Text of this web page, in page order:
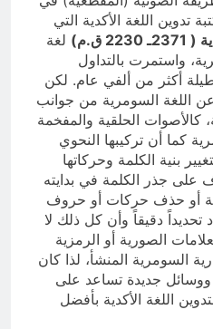
4 ساعات Ago
الاقتصاد السياسي
الكهرباء في العراق
6 ساعات Ago
تدوين اللغة الأكدية التي
ق.م)
لغة
واستمرت بالتداول
طيلة أكثر من ألفي عام. لكن
اللغة السومرية من جوانب
الحلقية والمفخمة
كما أن تركيبها النحوي
بنية الكلمة وحركاتها
على جذر الكلمة في بدايته
أو حذف حركات أو حروف
تحديداً دقيقاً وأن كل ذلك لا
الصورية أو الرمزية
السومرية المنشأ، لذا كان
ووسائل جديدة تساعد على
اللغة الأكدية بأفضل